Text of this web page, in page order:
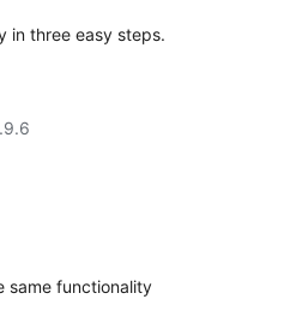
in three easy steps.
same functionality